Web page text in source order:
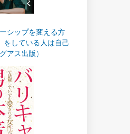
シップを変える方
をしている人は自己
アス出版）